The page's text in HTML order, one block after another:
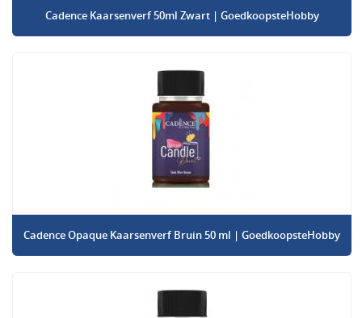
Cadence Kaarsenverf 50ml Zwart | GoedkoopsteHobby
Cadence Opaque Kaarsenverf Bruin 50 ml | GoedkoopsteHobby